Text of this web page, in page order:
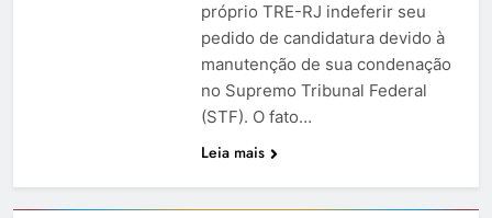
próprio TRE-RJ indeferir seu
pedido de candidatura devido à
manutenção de sua condenação
no Supremo Tribunal Federal
(STF). O fato…
Leia mais